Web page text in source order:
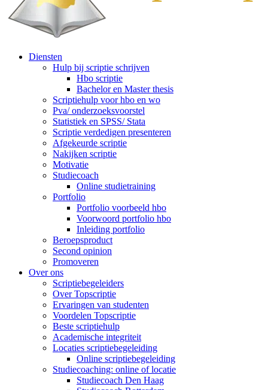
Diensten
Hulp bij scriptie schrijven
Hbo scriptie
Bachelor en Master thesis
Scriptiehulp voor hbo en wo
Pva/ onderzoeksvoorstel
Statistiek en SPSS/ Stata
Scriptie verdedigen presenteren
Afgekeurde scriptie
Nakijken scriptie
Motivatie
Studiecoach
Online studietraining
Portfolio
Portfolio voorbeeld hbo
Voorwoord portfolio hbo
Inleiding portfolio
Beroepsproduct
Second opinion
Promoveren
Over ons
Scriptiebegeleiders
Over Topscriptie
Ervaringen van studenten
Voordelen Topscriptie
Beste scriptiehulp
Academische integriteit
Locaties scriptiebegeleiding
Online scriptiebegeleiding
Studiecoaching: online of locatie
Studiecoach Den Haag